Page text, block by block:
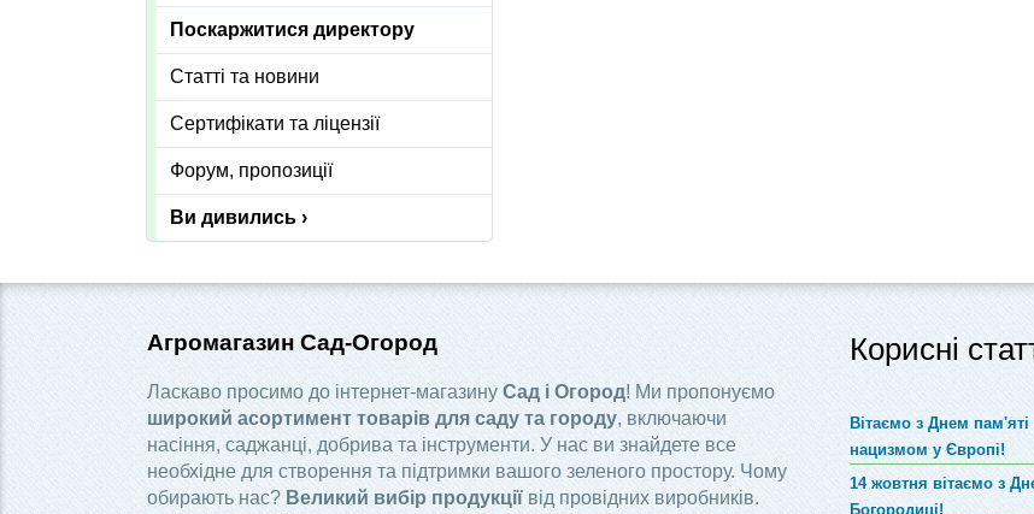
Поскаржитися директору
Статті та новини
Сертифікати та ліцензії
Форум, пропозиції
Ви дивились ›
Агромагазин Сад-Огород
Ласкаво просимо до інтернет-магазину Сад і Огород! Ми пропонуємо
широкий асортимент товарів для саду та городу, включаючи
насіння, саджанці, добрива та інструменти. У нас ви знайдете все
необхідне для створення та підтримки вашого зеленого простору. Чому
обирають нас? Великий вибір продукції від провідних виробників.
Корисні
Вітаємо з Днем
нацизмом у Європі!
14 жовтня вітаємо з
Богородиці!